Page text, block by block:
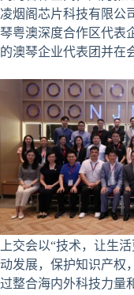
凌烟阁芯片科技有限公
琴粤澳深度合作区代表
的澳琴企业代表团并在
上交会以“技术，让生
动发展，保护知识产权
过整合海内外科技力量